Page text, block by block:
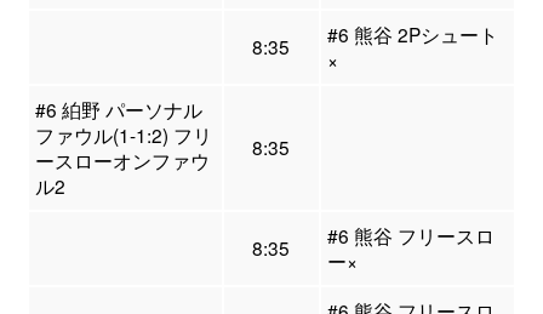
8:35
#6 熊谷 2Pシュート
×
#6 絈野 パーソナル
ファウル(1-1:2) フリ
ースローオンファウ
ル2
8:35
8:35
#6 熊谷 フリースロ
ー×